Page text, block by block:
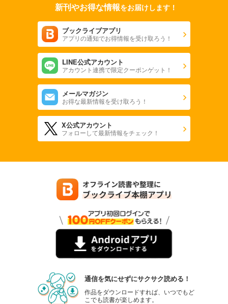
新刊やお得な情報をお届けします！
ブックライブアプリ
アプリの通知でお得情報を受け取ろう！
LINE公式アカウント
アカウント連携で限定クーポンゲット！
メールマガジン
お得な最新情報を受け取ろう！
X公式アカウント
フォローして最新情報をチェック！
通信を気にせずにサクサク読める！
作品をダウンロードすれば、いつでもど
こでも読書が楽しめます。